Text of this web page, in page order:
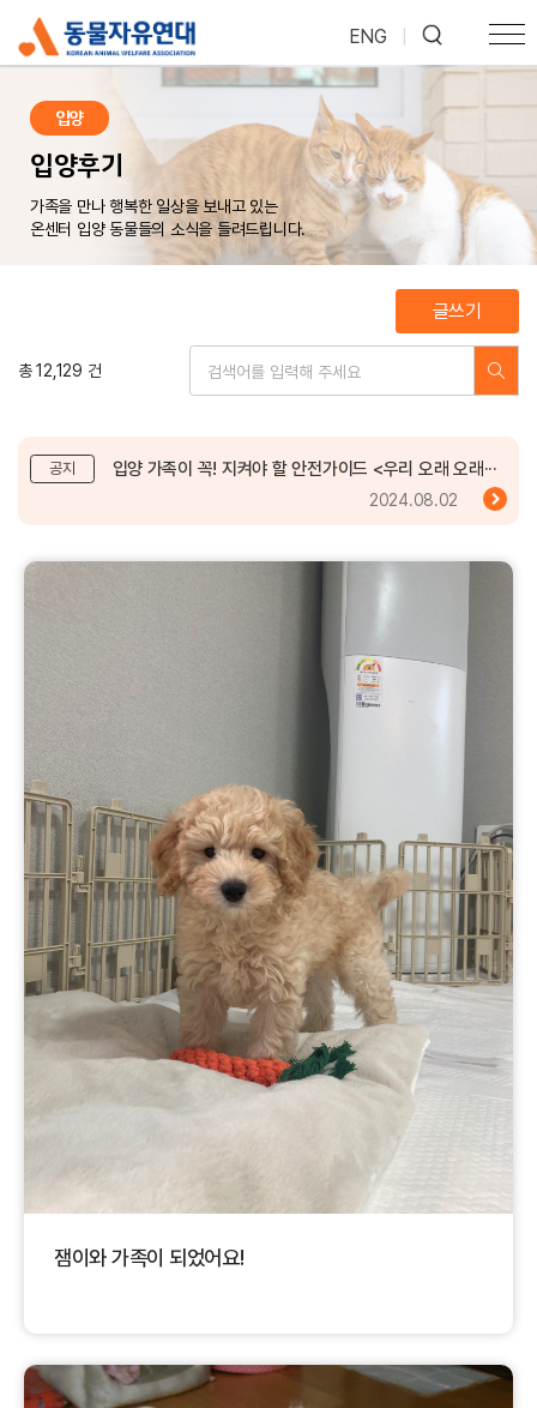
ENG
입양
입양후기
가족을 만나 행복한 일상을 보내고 있는
온센터 입양 동물들의 소식을 들려드립니다.
글쓰기
총 12,129 건
공지 입양 가족이 꼭! 지켜야 할 안전가이드 <우리 오래 오래···
2024.08.02
잼이와 가족이 되었어요!